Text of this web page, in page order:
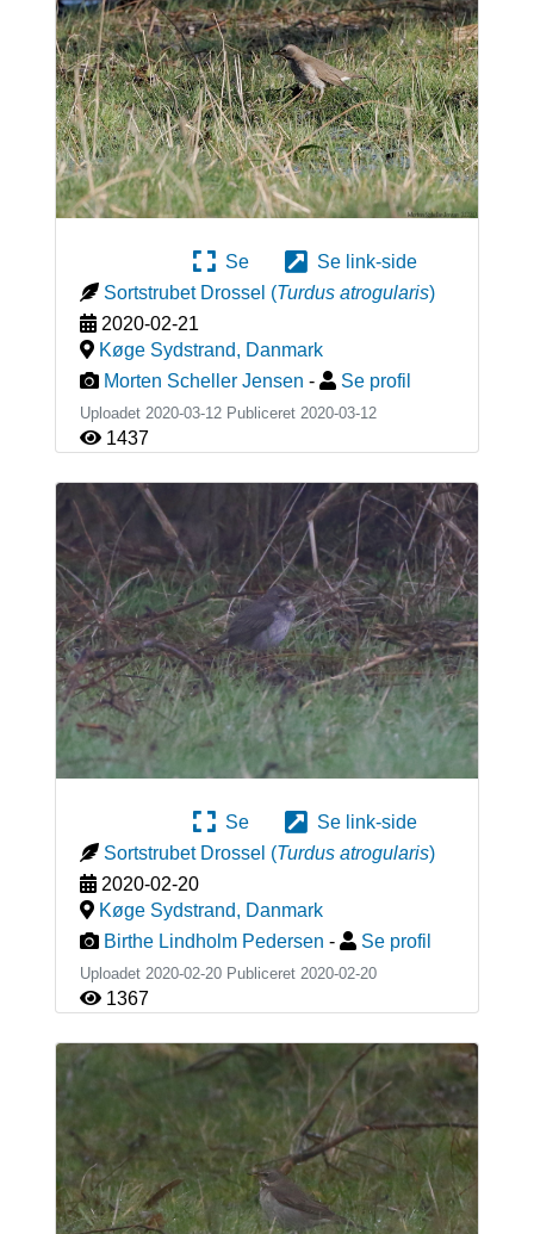
Se
Se link-side
Sortstrubet Drossel (Turdus atrogularis)
2020-02-21
Køge Sydstrand, Danmark
Morten Scheller Jensen - Se profil
Uploadet 2020-03-12 Publiceret 2020-03-12
1437
Se
Se link-side
Sortstrubet Drossel (Turdus atrogularis)
2020-02-20
Køge Sydstrand, Danmark
Birthe Lindholm Pedersen - Se profil
Uploadet 2020-02-20 Publiceret 2020-02-20
1367